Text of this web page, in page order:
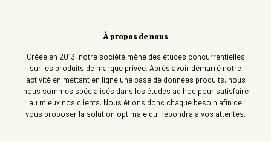
À propos de nous
Créée en 2013, notre société mène des études concurrentielles
sur les produits de marque privée. Après avoir démarré notre
activité en mettant en ligne une base de données produits, nous
nous sommes spécialisés dans les études ad hoc pour satisfaire
au mieux nos clients. Nous étions donc chaque besoin afin de
vous proposer la solution optimale qui répondra à vos attentes.